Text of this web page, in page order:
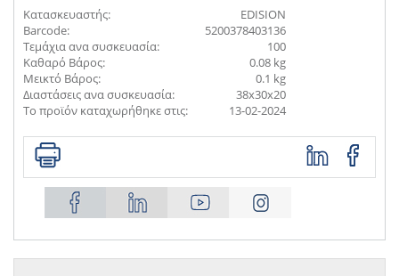
Κατασκευαστής:
EDISION
Barcode:
5200378403136
Τεμάχια ανα συσκευασία:
100
Καθαρό Βάρος:
0.08 kg
Μεικτό Βάρος:
0.1 kg
Διαστάσεις ανα συσκευασία:
38x30x20
Το προϊόν καταχωρήθηκε στις:
13-02-2024